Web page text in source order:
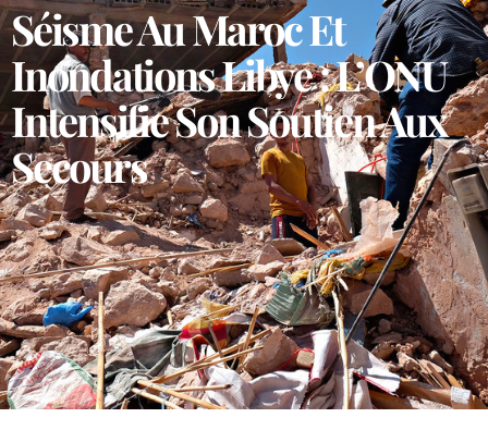
Séisme Au Maroc Et
Inondations Libye : L’ONU
Intensifie Son Soutien Aux
Secours